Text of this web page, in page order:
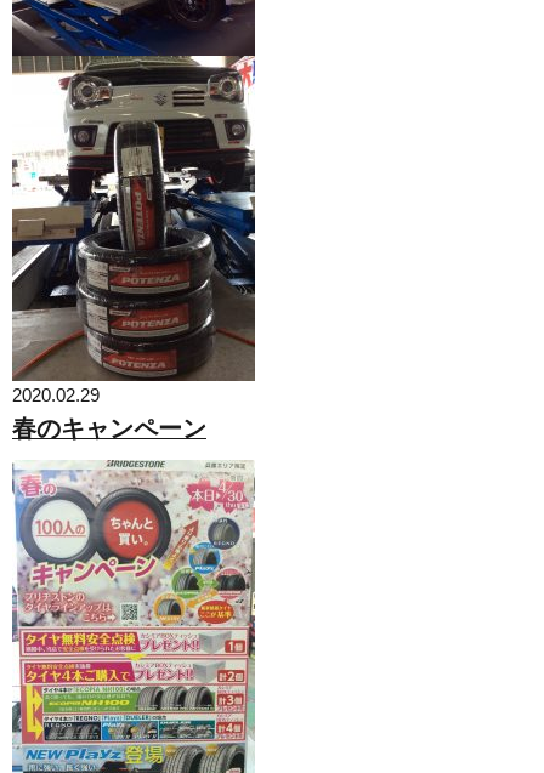
2020.02.29
春のキャンペーン